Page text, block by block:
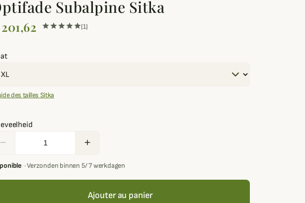
Subalpine Sitka
(1)
des tailles Sitka
remove add
·Verzonden binnen 5/ 7 werkdagen
Ajouter au panier